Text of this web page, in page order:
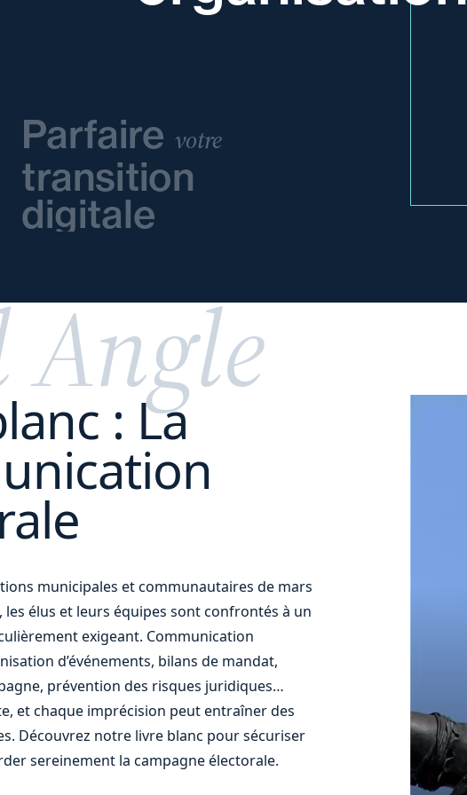
Parfaire votre
transition
digitale
vos
: La
municipales et communautaires de mars
les élus et leurs équipes sont confrontés à un
exigeant. Communication
d’événements, bilans de mandat,
prévention des risques juridiques…
et chaque imprécision peut entraîner des
Découvrez notre livre blanc pour sécuriser
sereinement la campagne électorale.